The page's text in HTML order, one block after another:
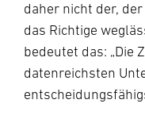
daher nicht der,
das Richtige
bedeutet das: „Die
datenreichsten